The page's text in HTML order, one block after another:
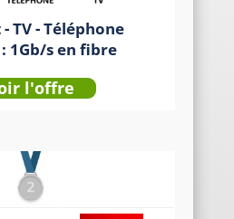
TV - Téléphone
1Gb/s en fibre
l'offre